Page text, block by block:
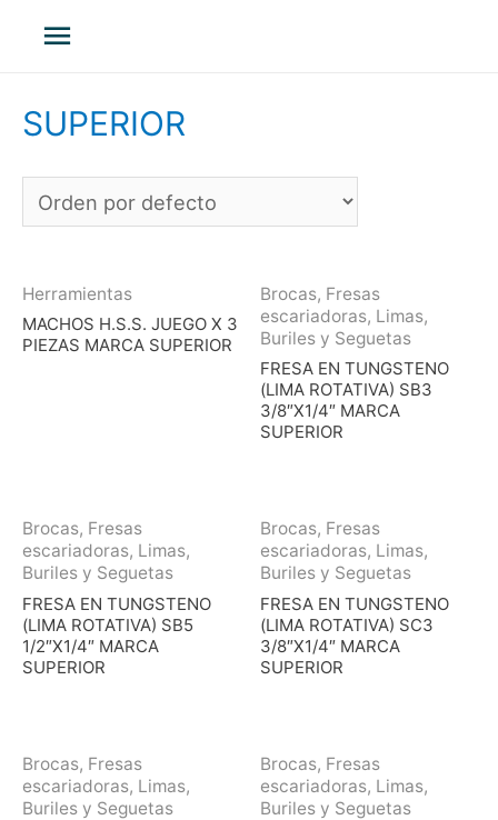
Menú
SUPERIOR
Herramientas
MACHOS H.S.S. JUEGO X 3
PIEZAS MARCA SUPERIOR
Brocas, Fresas
escariadoras, Limas,
Buriles y Seguetas
FRESA EN TUNGSTENO
(LIMA ROTATIVA) SB3
3/8″X1/4″ MARCA
SUPERIOR
Brocas, Fresas
escariadoras, Limas,
Buriles y Seguetas
FRESA EN TUNGSTENO
(LIMA ROTATIVA) SB5
1/2″X1/4″ MARCA
SUPERIOR
Brocas, Fresas
escariadoras, Limas,
Buriles y Seguetas
FRESA EN TUNGSTENO
(LIMA ROTATIVA) SC3
3/8″X1/4″ MARCA
SUPERIOR
Brocas, Fresas
escariadoras, Limas,
Buriles y Seguetas
Brocas, Fresas
escariadoras, Limas,
Buriles y Seguetas